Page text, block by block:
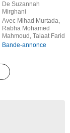
De Suzannah
Mirghani
Avec Mihad Murtada,
Rabha Mohamed
Mahmoud, Talaat Farid
Bande-annonce